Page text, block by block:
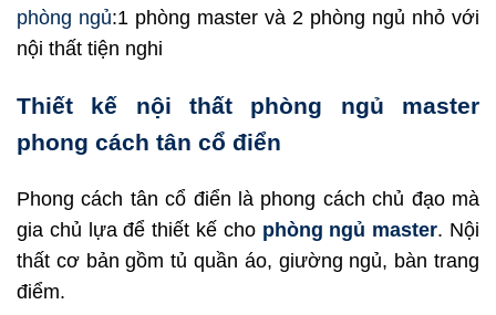
phòng ngủ:1 phòng master và 2 phòng ngủ nhỏ với
nội thất tiện nghi
Thiết kế nội thất phòng ngủ master
phong cách tân cổ điển
Phong cách tân cổ điển là phong cách chủ đạo mà
gia chủ lựa để thiết kế cho phòng ngủ master. Nội
thất cơ bản gồm tủ quần áo, giường ngủ, bàn trang
điểm.